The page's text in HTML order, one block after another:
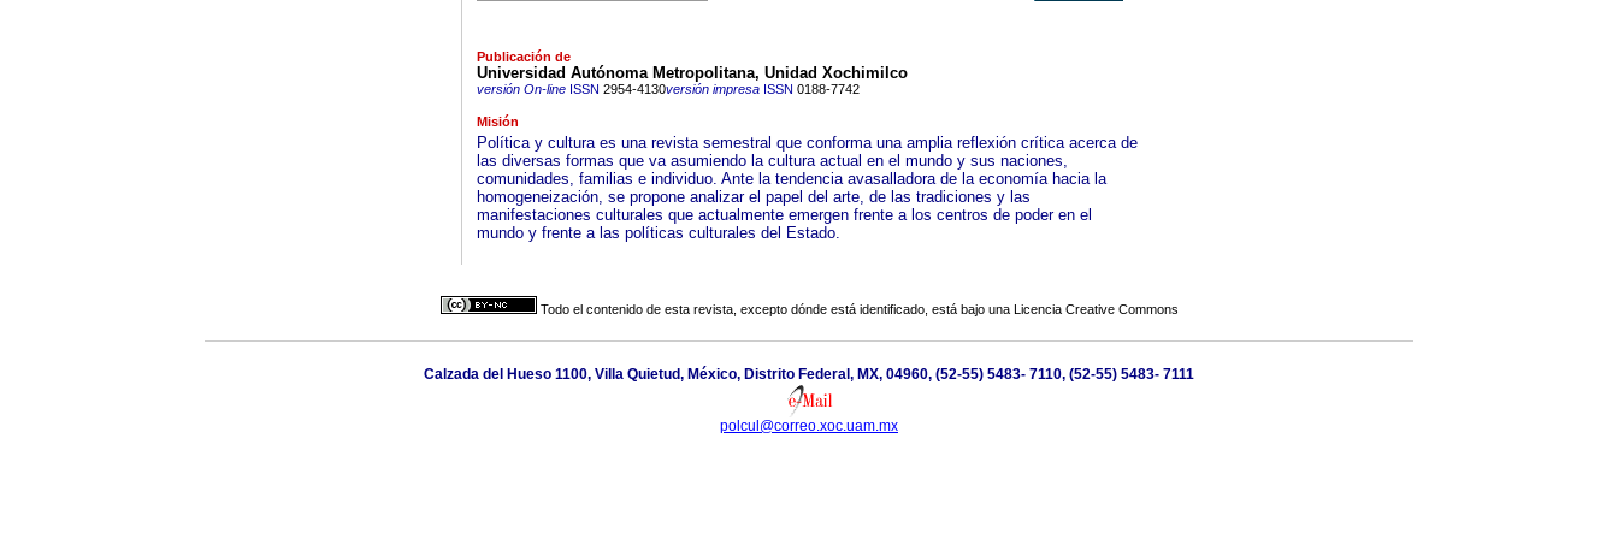
Publicación de
Universidad Autónoma Metropolitana, Unidad Xochimilco
versión On-lineISSN 2954-4130versión impresaISSN 0188-7742
Misión
Política y cultura es una revista semestral que conforma una amplia reflexión crítica acerca de
las diversas formas que va asumiendo la cultura actual en el mundo y sus naciones,
comunidades, familias e individuo. Ante la tendencia avasalladora de la economía hacia la
homogeneización, se propone analizar el papel del arte, de las tradiciones y las
manifestaciones culturales que actualmente emergen frente a los centros de poder en el
mundo y frente a las políticas culturales del Estado.
Todo el contenido de esta revista, excepto dónde está identificado, está bajo una Licencia Creative Commons
Calzada del Hueso 1100, Villa Quietud, México, Distrito Federal, MX, 04960, (52-55) 5483- 7110, (52-55) 5483- 7111
polcul@correo.xoc.uam.mx